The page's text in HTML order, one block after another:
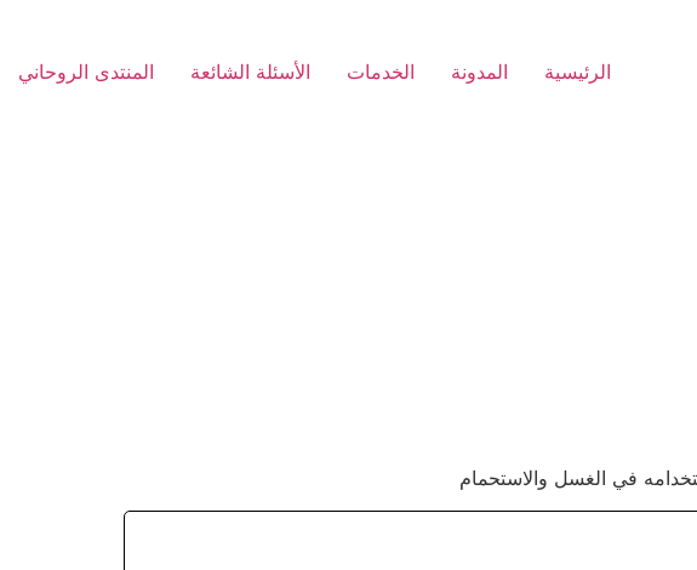
الرئيسية المدونة الخدمات الأسئلة الشائعة المنتدى الروحاني
في الغسل والاستحمام